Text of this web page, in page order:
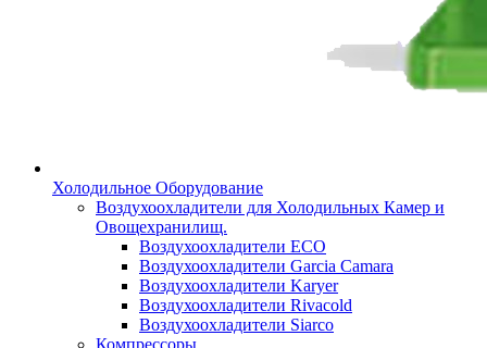
Холодильное Оборудование
Воздухоохладители для Холодильных Камер и
Овощехранилищ.
Воздухоохладители ECO
Воздухоохладители Garcia Camara
Воздухоохладители Karyer
Воздухоохладители Rivacold
Воздухоохладители Siarco
Компрессоры